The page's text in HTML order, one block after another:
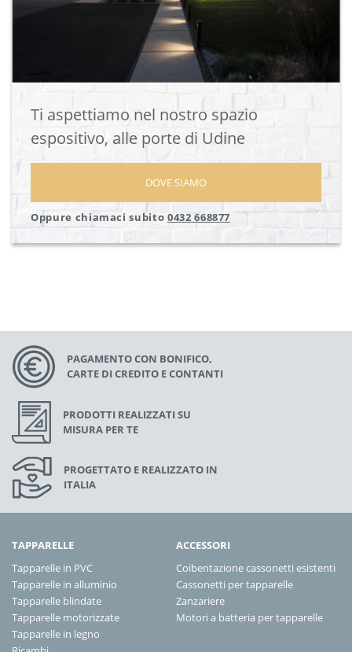
Ti aspettiamo nel nostro spazio
espositivo, alle porte di Udine
DOVE SIAMO
Oppure chiamaci subito 0432 668877
PAGAMENTO CON BONIFICO,
CARTE DI CREDITO E CONTANTI
PRODOTTI REALIZZATI SU
MISURA PER TE
PROGETTATO E REALIZZATO IN
ITALIA
TAPPARELLE
Tapparelle in PVC
Tapparelle in alluminio
Tapparelle blindate
Tapparelle motorizzate
Tapparelle in legno
ACCESSORI
Coibentazione cassonetti esistenti
Cassonetti per tapparelle
Zanzariere
Motori a batteria per tapparelle